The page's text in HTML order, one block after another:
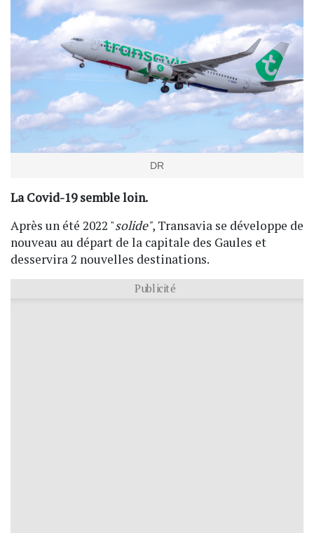
DR
La Covid-19 semble loin.
Après un été 2022 "solide", Transavia se développe de
nouveau au départ de la capitale des Gaules et
desservira 2 nouvelles destinations.
Publicité